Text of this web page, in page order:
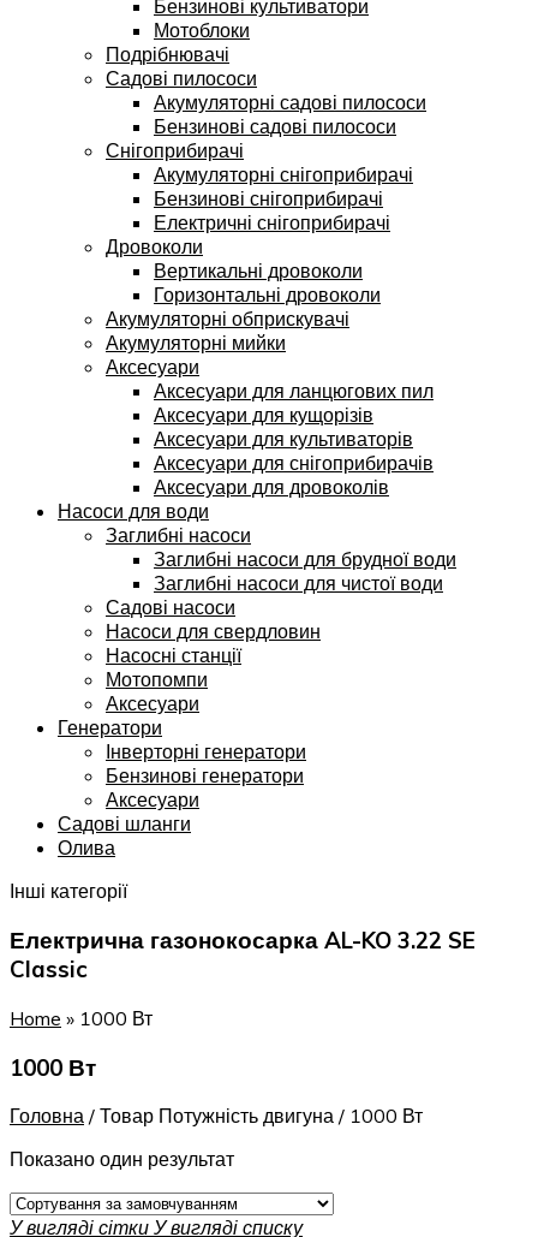
Бензинові культиватори
Мотоблоки
Подрібнювачі
Садові пилососи
Акумуляторні садові пилососи
Бензинові садові пилососи
Снігоприбирачі
Акумуляторні снігоприбирачі
Бензинові снігоприбирачі
Електричні снігоприбирачі
Дровоколи
Вертикальні дровоколи
Горизонтальні дровоколи
Акумуляторні обприскувачі
Акумуляторні мийки
Аксесуари
Аксесуари для ланцюгових пил
Аксесуари для кущорізів
Аксесуари для культиваторів
Аксесуари для снігоприбирачів
Аксесуари для дровоколів
Насоси для води
Заглибні насоси
Заглибні насоси для брудної води
Заглибні насоси для чистої води
Садові насоси
Насоси для свердловин
Насосні станції
Мотопомпи
Аксесуари
Генератори
Інверторні генератори
Бензинові генератори
Аксесуари
Садові шланги
Олива
Інші категорії
Електрична газонокосарка AL-KO 3.22 SE
Classic
Home » 1000 Вт
1000 Вт
Головна / Товар Потужність двигуна / 1000 Вт
Показано один результат
У вигляді сітки У вигляді списку